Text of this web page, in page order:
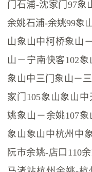
门石浦-沈家门97象
余姚石浦-余姚99象
山象山中柯桥象山
山－宁南快客102
象山中三门象山－
家门105象山象山
姚象山－余姚107
象山象山中杭州中
阮市余姚-店口110